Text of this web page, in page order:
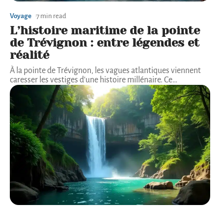
Voyage 7 min read
L’histoire maritime de la pointe
de Trévignon : entre légendes et
réalité
À la pointe de Trévignon, les vagues atlantiques viennent
caresser les vestiges d'une histoire millénaire. Ce…